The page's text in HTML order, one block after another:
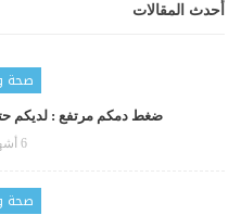
أحدث المقالات
صحة
ضغط دمكم مرتفع : لديكم
6 أشهر منذ
صحة